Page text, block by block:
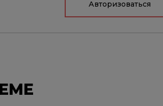
Авторизоваться